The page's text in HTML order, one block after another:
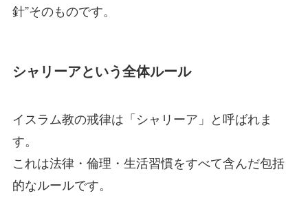
針”そのものです。
シャリーアという全体ルール
イスラム教の戒律は「シャリーア」と呼ばれま
す。
これは法律・倫理・生活習慣をすべて含んだ包括
的なルールです。